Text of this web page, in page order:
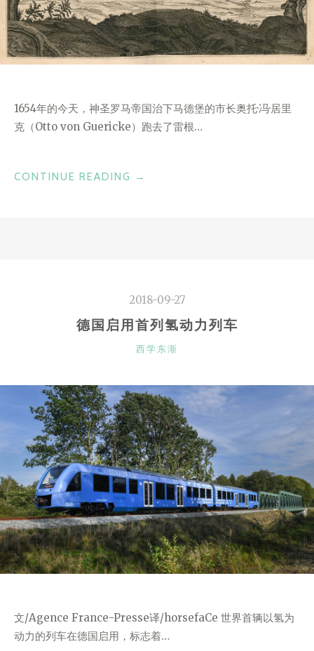
1654年的今天，神圣罗马帝国治下马德堡的市长奥托·冯·居里
克（Otto von Guericke）跑去了雷根…
CONTINUE READING
“HORROR
→
2018-09-27
德国启用首列氢动力列车
CATEGORIES
西学东渐
文/Agence France-Presse译/horsefaCe 世界首辆以氢为
动力的列车在德国启用，标志着…